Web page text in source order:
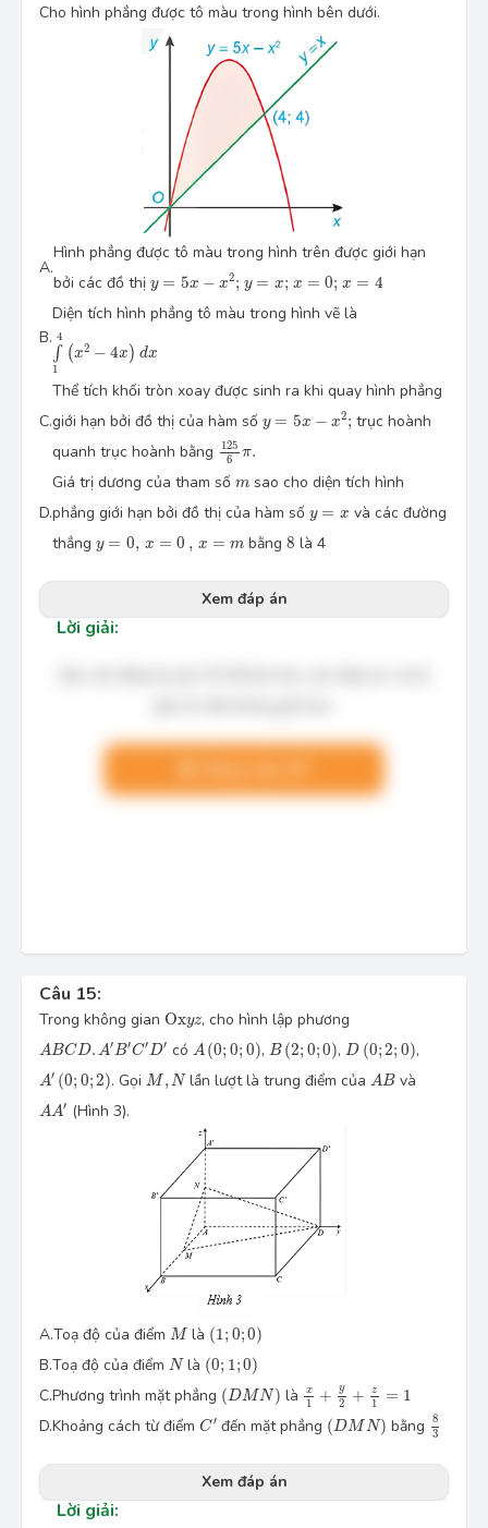
Cho hình phẳng được tô màu trong hình bên dưới.
A.
Hình phẳng được tô màu trong hình trên được giới hạn
bởi các đồ thị y = 5x − x2;
x y = x;
y =x x = 0;
x= x = 4
x
B.
Diện tích hình phẳng tô màu trong hình vẽ là
4
∫
1
(x2 − 4x ) dx
1
C.
Thể tích khối tròn xoay được sinh ra khi quay hình phẳng
giới hạn bởi đồ thị của hàm số y = 5x − x2;
x
trục hoành
quanh trục hoành bằng
125
6
π.
125
D.
Giá trị dương của tham số m
m sao cho diện tích hình
phẳng giới hạn bởi đồ thị của hàm số y = x
y =x
và các đường
thẳng y = 0, x = 0 , x = m
y ,x 0 =m bằng8
8 là 4
Xem đáp án
Lời giải:
Câu 15:
Trong không gian Oxyz
Oxyz, cho hình lập phương
ABCD. A′B′C′D′
A BCD.A ′B ′C′D′ có A (0; 0; 0)
A (0; 0;0 ) , B (2; 0;0)
B( 2; 0;0 ) ,D (0;2; 0)
D( 0; 2;0 ) ,
A′ (0; 0;2)
A′ 0; 0;2 ) . GọiM , N
M, N lần lượt là trung điểm củaAB
A B và
AA′
A A′ (Hình 3).
A.Toạ độ của điểm M
M là (1; 0;0)
(1 0; 0)
B.Toạ độ của điểm N
Nlà (0; 1;0)
(0 1 0)
C.Phương trình mặt phẳng (DMN)
( DMN) là x
1 + y
2 + z
1 = 1
x1 y2 1=
D.Khoảng cách từ điểm C′
C′ đến mặt phẳng (DMN)
( DMN) bằng
8
3
8
Xem đáp án
Lời giải: